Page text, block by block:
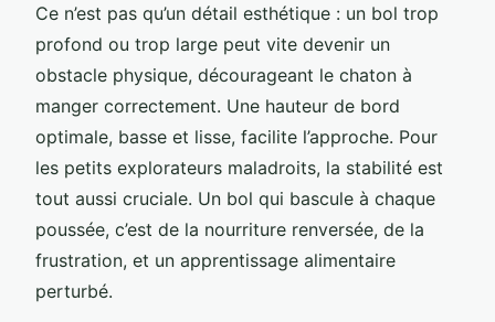
Ce n’est pas qu’un détail esthétique : un bol trop
profond ou trop large peut vite devenir un
obstacle physique, décourageant le chaton à
manger correctement. Une hauteur de bord
optimale, basse et lisse, facilite l’approche. Pour
les petits explorateurs maladroits, la stabilité est
tout aussi cruciale. Un bol qui bascule à chaque
poussée, c’est de la nourriture renversée, de la
frustration, et un apprentissage alimentaire
perturbé.